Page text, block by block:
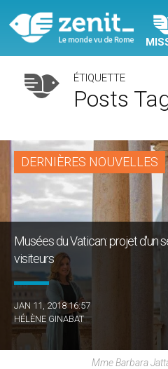
ÉTIQUETTE
Posts
DERNIÈRES NOUVELLES
Musées du Vatican: projet d'un
visiteurs
JAN 11, 2018 16:57
HÉLÈNE GINABAT
Mme Barbara